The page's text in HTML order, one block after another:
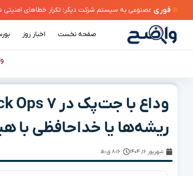
فوری
صفحه نخست اخبار روز
ریشه‌ها یا خداحافظی با
شهریور ۱۶, ۱۴۰۴ ۸:۱۶ ق٫ظ